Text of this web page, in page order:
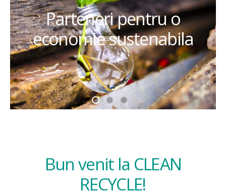
Parteneri pentru o
economie sustenabila
Bun venit la CLEAN
RECYCLE!